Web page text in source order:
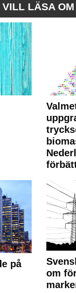
LÄSA
på
om